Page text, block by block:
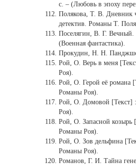
с. – (Любовь в эпоху
Полякова, Т. В. Дневник
детектив. Романы Т.
Поселягин, В. Г.
(Военная фантастика).
Прокудин, Н. Н.
Рой, О. Верь в меня
Роя).
Рой, О. Герой её романа
Романы Роя).
Рой, О. Домовой [Текст]
Роя).
Рой, О. Запасной козырь
Романы Роя).
Рой, О. Зов дельфина
Романы Роя).
Романов, Г. И. Тайна